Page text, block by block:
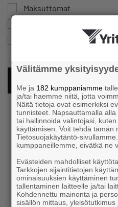
Maksuttomat
Event
Veritas Pension
Evening for Entrepreneurs
Veritas Pension Insurance
join us for the FC Inter vs.
Monday, August 3...
Välitämme
Me ja 182 kumppaniamme
ja/tai haemme niitä, jotta
Näitä tietoja ovat esimerkiksi
tunnisteet. Napsauttamalla
tai hallinnoida valintojasi,
käyttämisen. Voit tehdä tämän
Tietosuojakäytäntö-
kumppaneillemme, eivätkä ne
Evästeiden mahdolliset
Tarkkojen sijaintitietojen
ominaisuuksien käyttäminen
tallentaminen laitteelle ja/tai
Kohdennettu mainonta ja
sisällön mittaus, yleisötutkimus